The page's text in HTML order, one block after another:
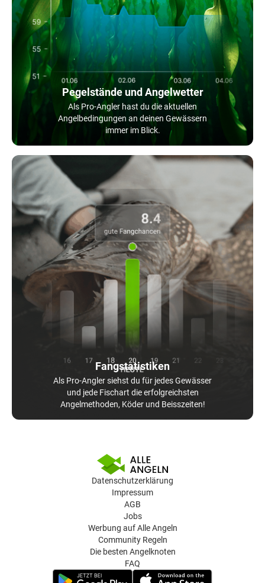
Pegelstände und Angelwetter
Als Pro-Angler hast du die aktuellen
Angelbedingungen an deinen Gewässern
immer im Blick.
Fangstatistiken
Als Pro-Angler siehst du für jedes Gewässer
und jede Fischart die erfolgreichsten
Angelmethoden, Köder und Beisszeiten!
Datenschutzerklärung
Impressum
AGB
Jobs
Werbung auf Alle Angeln
Community Regeln
Die besten Angelknoten
FAQ